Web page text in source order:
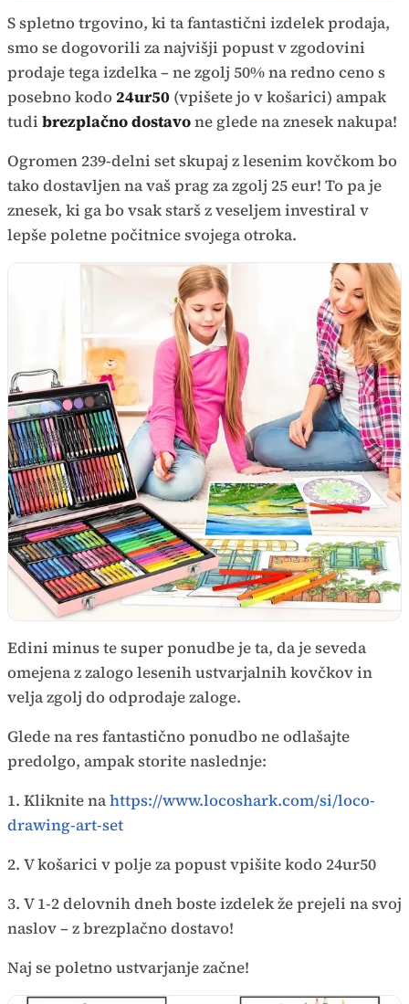
S spletno trgovino, ki ta fantastični izdelek prodaja,
smo se dogovorili za najvišji popust v zgodovini
prodaje tega izdelka – ne zgolj 50% na redno ceno s
posebno kodo 24ur50 (vpišete jo v košarici) ampak
tudi brezplačno dostavone glede na znesek nakupa!
Ogromen 239-delni set skupaj z lesenim kovčkom bo
tako dostavljen na vaš prag za zgolj 25 eur! To pa je
znesek, ki ga bo vsak starš z veseljem investiral v
lepše poletne počitnice svojega otroka.
Edini minus te super ponudbe je ta, da je seveda
omejena z zalogo lesenih ustvarjalnih kovčkov in
velja zgolj do odprodaje zaloge.
Glede na res fantastično ponudbo ne odlašajte
predolgo, ampak storite naslednje:
1. Kliknite nahttps://www.locoshark.com/si/loco-
drawing-art-set
2. V košarici v polje za popust vpišite kodo 24ur50
3. V 1-2 delovnih dneh boste izdelek že prejeli na svoj
naslov – z brezplačno dostavo!
Naj se poletno ustvarjanje začne!